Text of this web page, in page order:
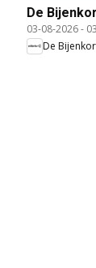
De
03-08-2026-
De